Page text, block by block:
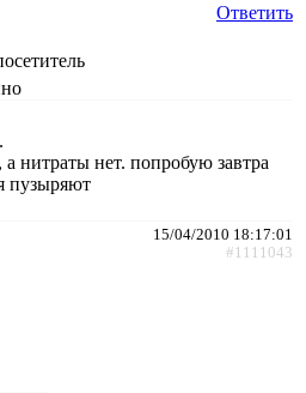
Ответить
нитраты нет. попробую завтра
пузыряют
15/04/2010 18:17:01
#1111043